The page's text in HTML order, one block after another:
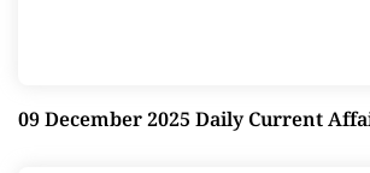
09 December 2025 Daily Current